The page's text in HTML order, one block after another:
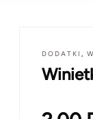
DODATKI ,